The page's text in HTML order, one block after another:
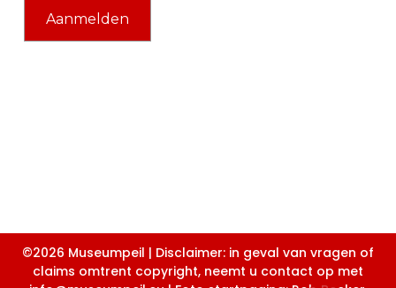
©2026 Museumpeil | Disclaimer: in geval van vragen of
claims omtrent copyright, neemt u contact op met